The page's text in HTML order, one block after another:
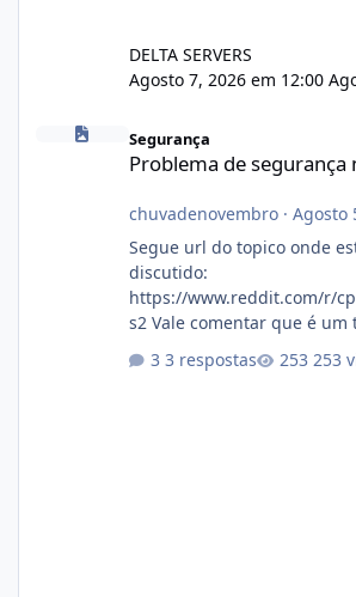
DELTA SERVERS
Agosto 7, 2026 em 12:00
Problema de segurança no csf
Segurança
Problema de segurança
chuvadenovembro· Agosto
Segue url do topico onde
discutido:
https://www.reddit.com/r/
s2 Vale comentar que é um
Não sei como ta a pegada
3 respostas 253